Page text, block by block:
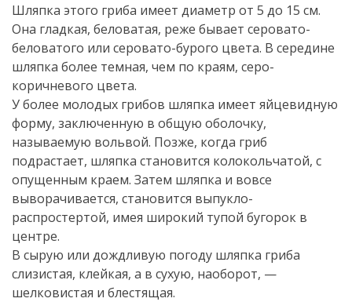
Шляпка этого гриба имеет диаметр от 5 до 15 см.
Она гладкая, беловатая, реже бывает серовато-
беловатого или серовато-бурого цвета. В середине
шляпка более темная, чем по краям, серо-
коричневого цвета.
У более молодых грибов шляпка имеет яйцевидную
форму, заключенную в общую оболочку,
называемую вольвой. Позже, когда гриб
подрастает, шляпка становится колокольчатой, с
опущенным краем. Затем шляпка и вовсе
выворачивается, становится выпукло-
распростертой, имея широкий тупой бугорок в
центре.
В сырую или дождливую погоду шляпка гриба
слизистая, клейкая, а в сухую, наоборот, —
шелковистая и блестящая.